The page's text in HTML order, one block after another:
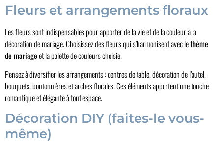
Fleurs et arrangements floraux
Les fleurs sont indispensables pour apporter de la vie et de la couleur à la
décoration de mariage. Choisissez des fleurs qui s’harmonisent avec lethème
de mariageet la palette de couleurs choisie.
Pensez à diversifier les arrangements : centres de table, décoration de l’autel,
bouquets, boutonnières et arches florales. Ces éléments apportent une touche
romantique et élégante à tout espace.
Décoration DIY (faites-le vous-
même)